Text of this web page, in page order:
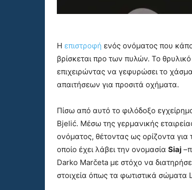
Η επιστροφή ενός ονόματος που
βρίσκεται προ των πυλών. Το θρυλικό
επιχειρώντας να γεφυρώσει το
απαιτήσεων για προσιτά οχήματα.
Πίσω από αυτό το φιλόδοξο
Bjelić. Μέσω της γερμανικής
ονόματος, θέτοντας ως ορίζοντα
οποίο έχει λάβει την ονομασία Siaj
Darko Marčeta με στόχο να
στοιχεία όπως τα φωτιστικά σώματα